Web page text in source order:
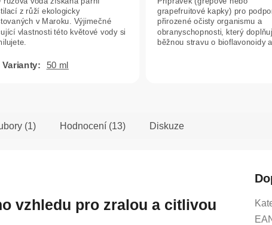
z růží ekologicky
v Maroku. Výjimečné
vlastnosti této květové vody si
50 ml
z
5
hvězdiček.
grapefruitové kapky) pro
přirozené očisty organismu a
obranyschopnosti, který
běžnou stravu o bioflavonoidy a
(1) Hodnocení (13) Diskuze
vzhledu pro zralou a citlivou